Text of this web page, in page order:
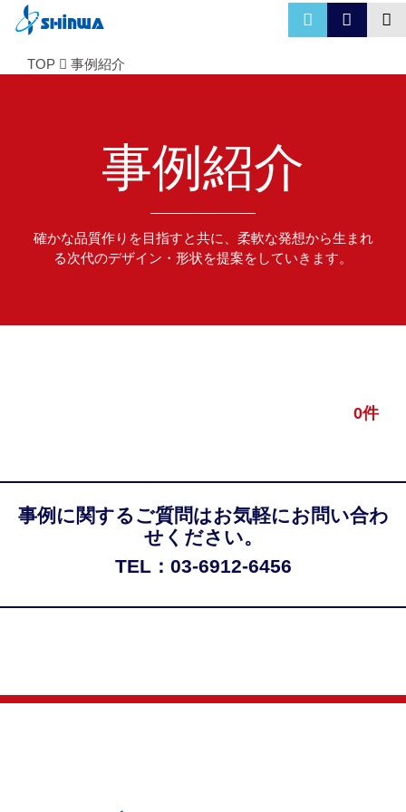
TOP 事例紹介
事例紹介
確かな品質作りを目指すと共に、柔軟な発想から生まれ
る次代のデザイン・形状を提案をしていきます。
0件
事例に関するご質問はお気軽にお問い合わ
せください。
TEL：03-6912-6456